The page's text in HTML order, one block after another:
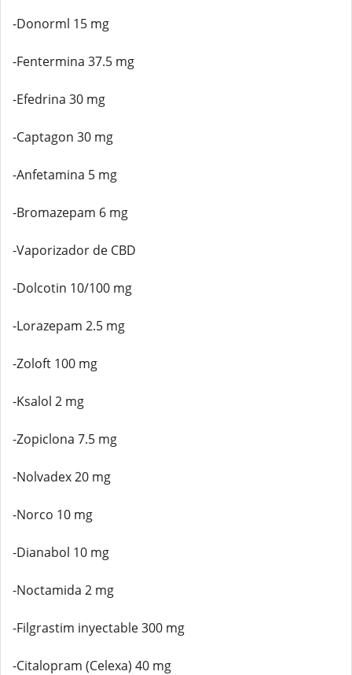
-Donorml 15 mg
-Fentermina 37.5 mg
-Efedrina 30 mg
-Captagon 30 mg
-Anfetamina 5 mg
-Bromazepam 6 mg
-Vaporizador de CBD
-Dolcotin 10/100 mg
-Lorazepam 2.5 mg
-Zoloft 100 mg
-Ksalol 2 mg
-Zopiclona 7.5 mg
-Nolvadex 20 mg
-Norco 10 mg
-Dianabol 10 mg
-Noctamida 2 mg
-Filgrastim inyectable 300 mg
-Citalopram (Celexa) 40 mg